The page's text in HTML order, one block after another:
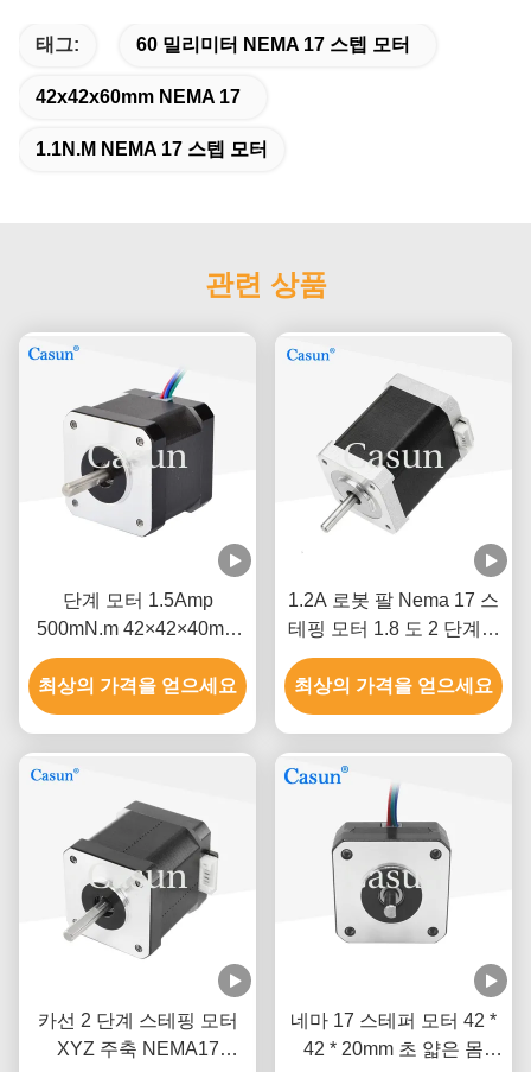
태그: 60 밀리미터 NEMA 17 스텝 모터
42x42x60mm NEMA 17
1.1N.M NEMA 17 스텝 모터
관련 상품
단계 모터 1.5Amp
500mN.m 42×42×40mm
ISO CE와 함께 NEMA 17
최상의 가격을 얻으세요
1.2A 로봇 팔 Nema 17 스
테핑 모터 1.8 도 2 단계고
정밀도
최상의 가격을 얻으세요
카선 2 단계 스테핑 모터
XYZ 주축 NEMA17
네마 17 스테퍼 모터 42 *
42 * 20mm 초 얇은 몸